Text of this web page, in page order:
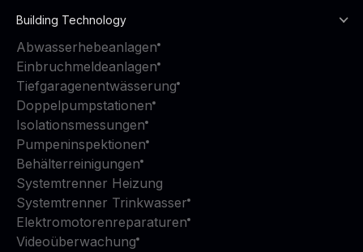
Building Technology
Abwasserhebeanlagen
Einbruchmeldeanlagen
Tiefgaragenentwässerung
Doppelpumpstationen
Isolationsmessungen
Pumpeninspektionen
Behälterreinigungen
Systemtrenner Heizung
Systemtrenner Trinkwasser
Elektromotorenreparaturen
Videoüberwachung